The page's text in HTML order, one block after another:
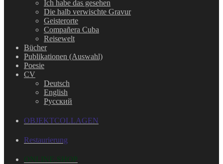
Ich habe das gesehen
Die halb verwischte Gravur
Geisterorte
Compañera Cuba
Reisewelt
Bücher
Publikationen (Auswahl)
Poesie
CV
Deutsch
English
Русский
OBJEKTCOLLAGEN
Restaurierung
ONLINE-SHOP